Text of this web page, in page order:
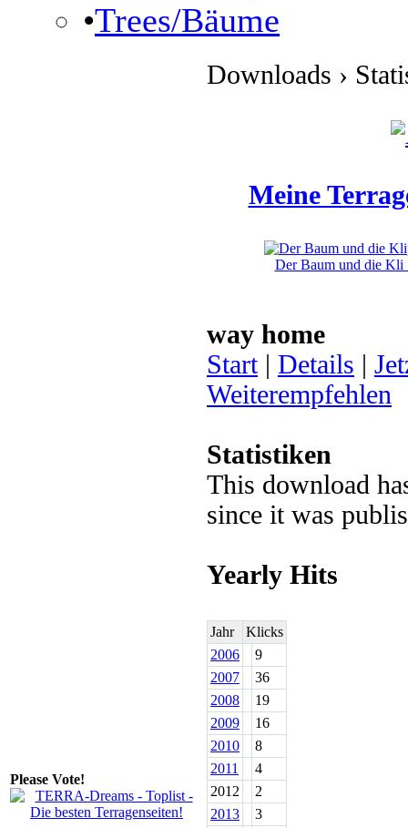
•Trees/Bäume
Please Vote!
Downloads ›
Meine
Der Baum und die Kli
way home
Start| Details |
Weiterempfehlen
Statistiken
This download
since it was
Yearly Hits
Jahr
Klicks
2006
9
2007
36
2008
19
2009
16
2010
8
2011
4
2012
2
2013
3